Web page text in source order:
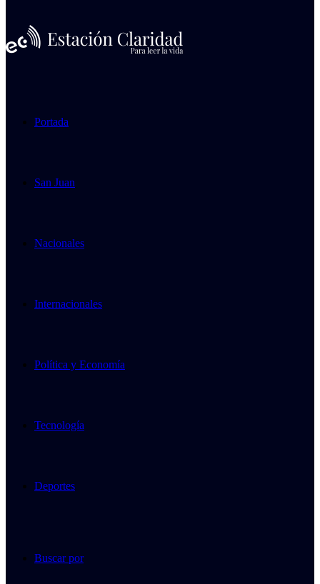
Portada
San Juan
Nacionales
Internacionales
Política y Economía
Tecnología
Deportes
Buscar por